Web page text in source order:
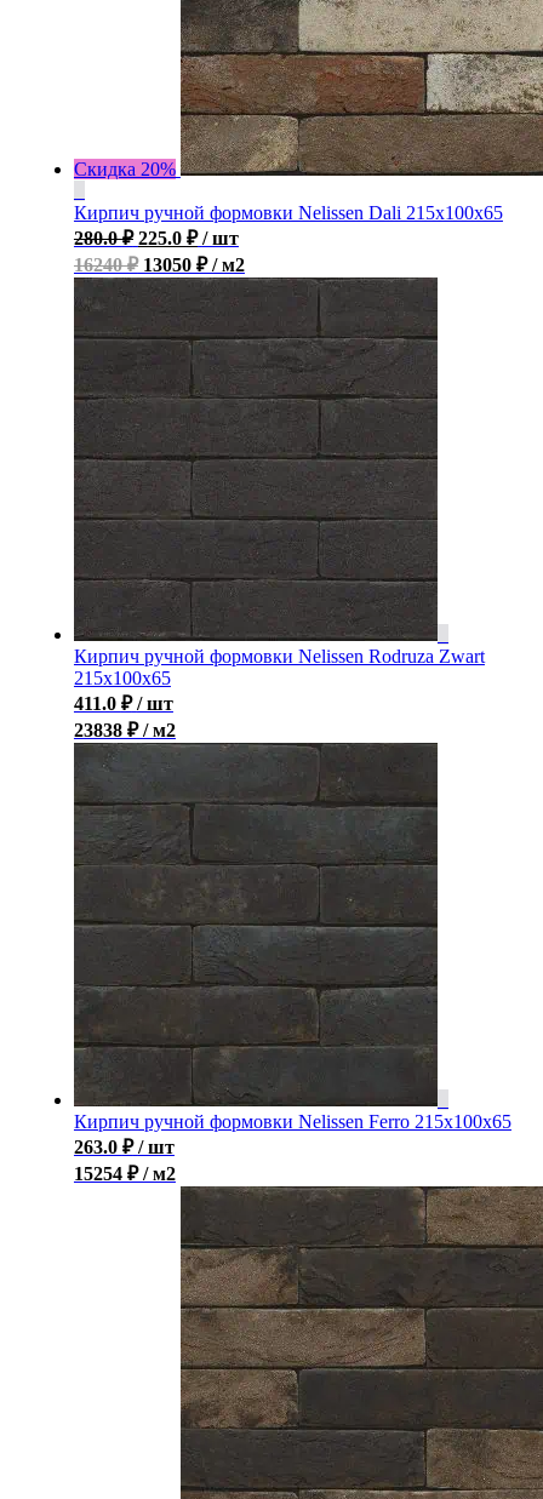
Скидка 20%
Кирпич ручной формовки Nelissen Dali 215x100x65
280.0₽ 225.0 ₽ / шт
16240 ₽13050 ₽ / м2
Кирпич ручной формовки Nelissen Rodruza Zwart
215x100x65
411.0 ₽ / шт
23838 ₽ / м2
Кирпич ручной формовки Nelissen Ferro 215x100x65
263.0 ₽ / шт
15254 ₽ / м2